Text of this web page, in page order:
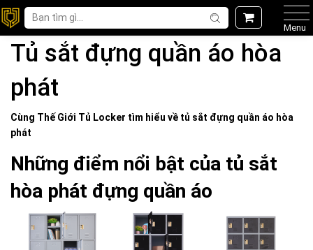
Menu
Tủ sắt đựng quần áo hòa
phát
Cùng Thế Giới Tủ Locker tìm hiểu về tủ sắt đựng quần áo hòa
phát
Những điểm nổi bật của tủ sắt
hòa phát đựng quần áo